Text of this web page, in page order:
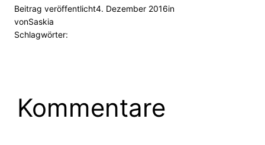
Beitrag veröffentlicht4. Dezember 2016in
vonSaskia
Schlagwörter:
Kommentare